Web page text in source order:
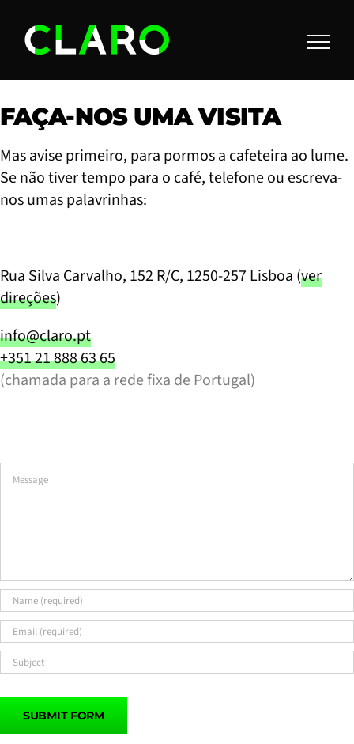
content
FAÇA-NOS UMA VISITA
Mas avise primeiro, para pormos a cafeteira ao lume.
Se não tiver tempo para o café, telefone ou escreva-
nos umas palavrinhas:
Rua Silva Carvalho, 152 R/C, 1250-257 Lisboa (ver
direções)
info@claro.pt
+351 21 888 63 65
(chamada para a rede fixa de Portugal)